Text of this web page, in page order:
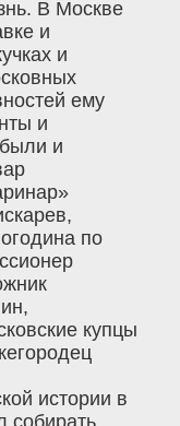
В Москве
и
и
ему
и
и
по
купцы
истории в